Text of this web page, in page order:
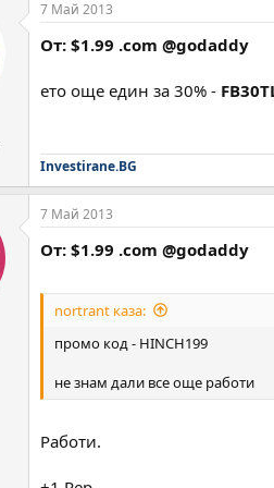
к
и
7 Май 2013
От: $1.99 .com @godaddy
ето още един за 30% -
Investirane.BG
7 Май 2013
От: $1.99 .com @godaddy
nortrant каза:
промо код - HINCH199
не знам дали все още работи
Работи.